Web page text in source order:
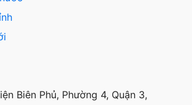
Biên Phủ, Phường 4, Quận 3,